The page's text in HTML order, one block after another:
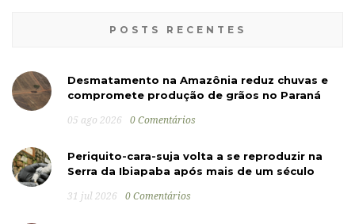
POSTS RECENTES
Desmatamento na Amazônia reduz chuvas e
compromete produção de grãos no Paraná
05 ago 2026 0 Comentários
Periquito-cara-suja volta a se reproduzir na
Serra da Ibiapaba após mais de um século
31 jul 2026 0 Comentários